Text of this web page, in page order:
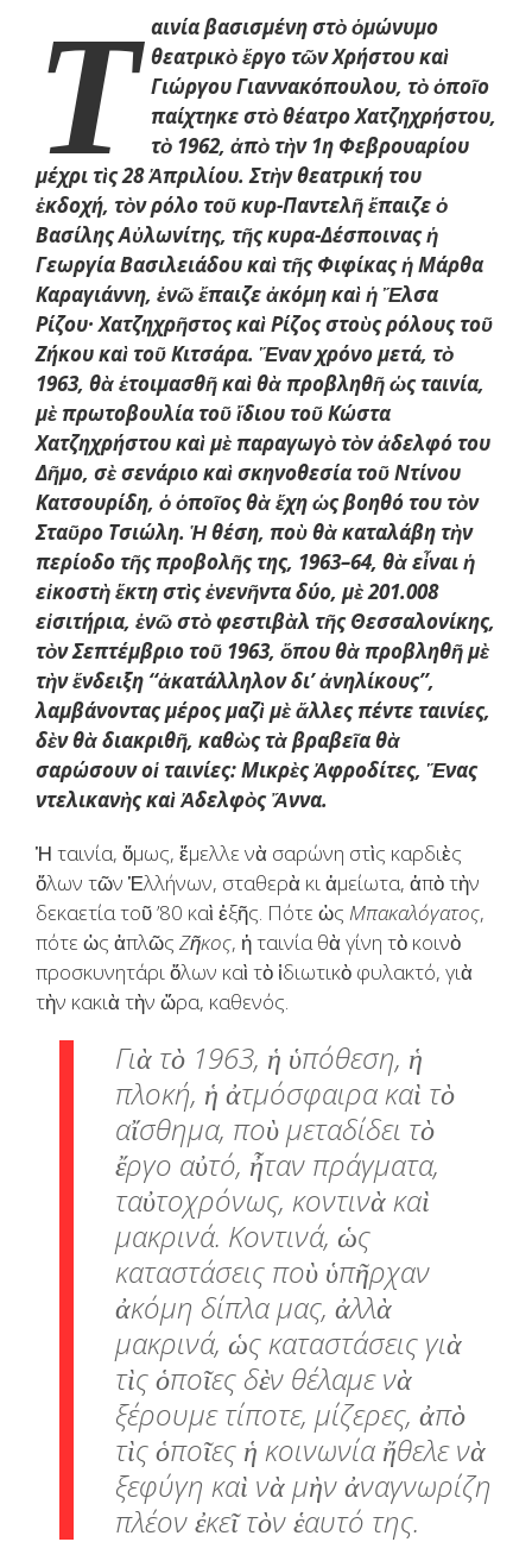
Τ αινία βασισμένη στὸ ὁμώνυμο
θεατρικὸ ἔργο τῶν Χρήστου καὶ
Γιώργου Γιαννακόπουλου, τὸ ὁποῖο
παίχτηκε στὸ θέατρο Χατζηχρήστου,
τὸ 1962, ἀπὸ τὴν 1η Φεβρουαρίου
μέχρι τὶς 28 Ἀπριλίου. Στὴν θεατρική του
ἐκδοχή, τὸν ρόλο τοῦ κυρ-Παντελῆ ἔπαιζε ὁ
Βασίλης Αὐλωνίτης, τῆς κυρα-Δέσποινας ἡ
Γεωργία Βασιλειάδου καὶ τῆς Φιφίκας ἡ Μάρθα
Καραγιάννη, ἐνῶ ἔπαιζε ἀκόμη καὶ ἡ Ἔλσα
Ρίζου· Χατζηχρῆστος καὶ Ρίζος στοὺς ρόλους τοῦ
Ζήκου καὶ τοῦ Κιτσάρα. Ἕναν χρόνο μετά, τὸ
1963, θὰ ἑτοιμασθῆ καὶ θὰ προβληθῆ ὡς ταινία,
μὲ πρωτοβουλία τοῦ ἴδιου τοῦ Κώστα
Χατζηχρήστου καὶ μὲ παραγωγὸ τὸν ἀδελφό του
Δῆμο, σὲ σενάριο καὶ σκηνοθεσία τοῦ Ντίνου
Κατσουρίδη, ὁ ὁποῖος θὰ ἔχη ὡς βοηθό του τὸν
Σταῦρο Τσιώλη. Ἡ θέση, ποὺ θὰ καταλάβη τὴν
περίοδο τῆς προβολῆς της, 1963–64, θὰ εἶναι ἡ
εἰκοστὴ ἕκτη στὶς ἐνενῆντα δύο, μὲ 201.008
εἰσιτήρια, ἐνῶ στὸ φεστιβὰλ τῆς Θεσσαλονίκης,
τὸν Σεπτέμβριο τοῦ 1963, ὅπου θὰ προβληθῆ μὲ
τὴν ἔνδειξη ‘‘ἀκατάλληλον δι’ ἀνηλίκους’’,
λαμβάνοντας μέρος μαζὶ μὲ ἄλλες πέντε ταινίες,
δὲν θὰ διακριθῆ, καθὼς τὰ βραβεῖα θὰ
σαρώσουν οἱ ταινίες: Μικρὲς Ἀφροδίτες, Ἕνας
ντελικανὴς καὶ Ἀδελφὸς Ἄννα.
Ἡ ταινία, ὅμως, ἔμελλε νὰ σαρώνη στὶς καρδιὲς
ὅλων τῶν Ἑλλήνων, σταθερὰ κι ἀμείωτα, ἀπὸ τὴν
δεκαετία τοῦ ’80 καὶ ἑξῆς. Πότε ὡς Μπακαλόγατος,
πότε ὡς ἁπλῶς Ζῆκος, ἡ ταινία θὰ γίνη τὸ κοινὸ
προσκυνητάρι ὅλων καὶ τὸ ἰδιωτικὸ φυλακτό, γιὰ
τὴν κακιὰ τὴν ὥρα, καθενός.
Γιὰ τὸ 1963, ἡ ὑπόθεση, ἡ
πλοκή, ἡ ἀτμόσφαιρα καὶ τὸ
αἴσθημα, ποὺ μεταδίδει τὸ
ἔργο αὐτό, ἦταν πράγματα,
ταὐτοχρόνως, κοντινὰ καὶ
μακρινά. Κοντινά, ὡς
καταστάσεις ποὺ ὑπῆρχαν
ἀκόμη δίπλα μας, ἀλλὰ
μακρινά, ὡς καταστάσεις γιὰ
τὶς ὁποῖες δὲν θέλαμε νὰ
ξέρουμε τίποτε, μίζερες, ἀπὸ
τὶς ὁποῖες ἡ κοινωνία ἤθελε νὰ
ξεφύγη καὶ νὰ μὴν ἀναγνωρίζη
πλέον ἐκεῖ τὸν ἑαυτό της.